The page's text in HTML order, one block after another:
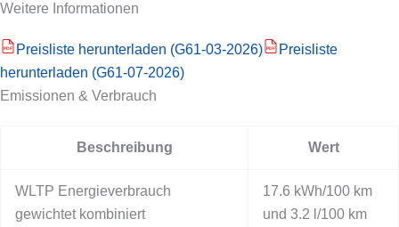
Weitere Informationen
PDF Preisliste herunterladen (G61-03-2026) PDF
Preisliste
herunterladen (G61-07-2026)
Emissionen & Verbrauch
Beschreibung Wert
WLTP Energieverbrauch
gewichtet kombiniert
17.6 kWh/100 km
und 3.2 l/100 km